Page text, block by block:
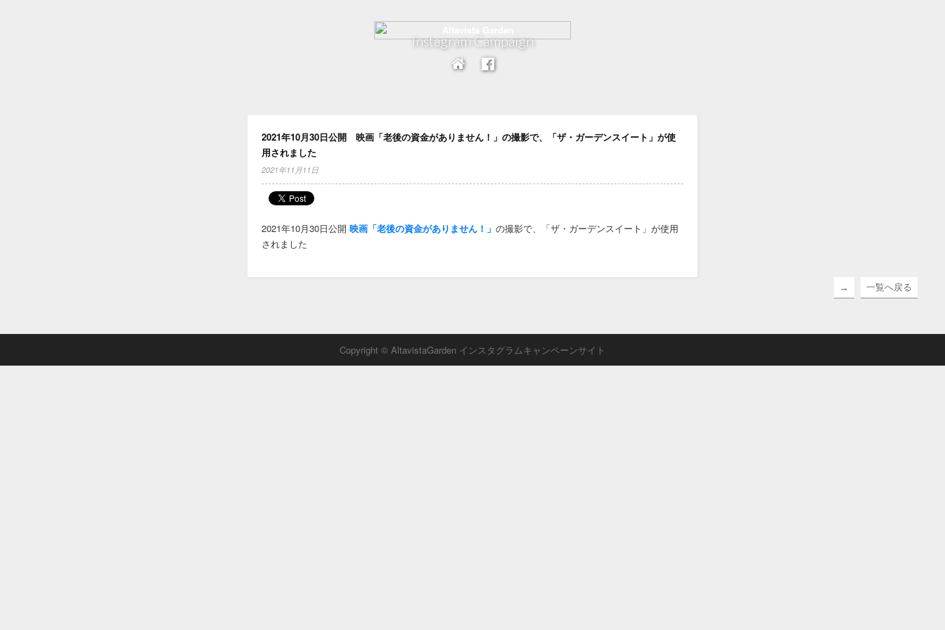
Instagram Campaign
2021年10月30日公開 映画「老後の資金がありません！」の撮影で、「ザ・ガーデンスイート」が使
用されました
2021年11月11日
2021年10月30日公開 映画「老後の資金がありません！」 の撮影で、「ザ・ガーデンスイート」が使用
されました
→ 一覧へ戻る
Copyright © AltavistaGarden インスタグラムキャンペーンサイト